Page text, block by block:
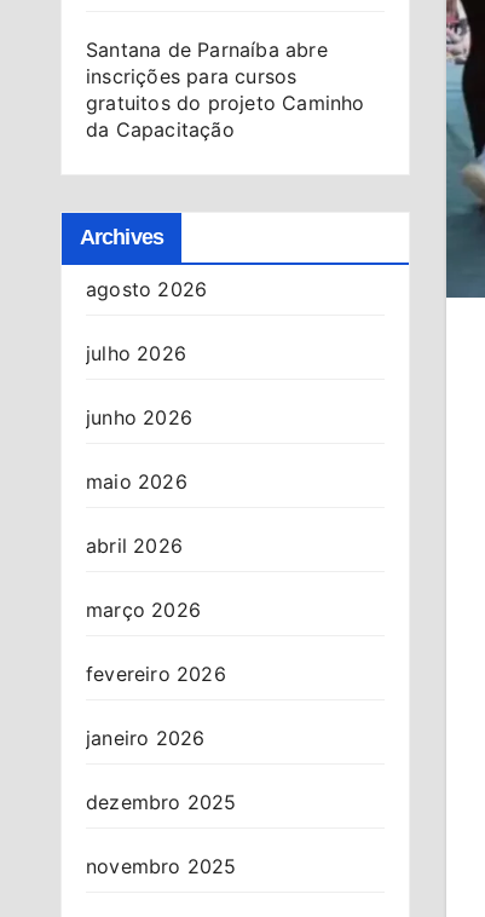
Santana de Parnaíba abre
inscrições para cursos
gratuitos do projeto Caminho
da Capacitação
Archives
agosto 2026
julho 2026
junho 2026
maio 2026
abril 2026
março 2026
fevereiro 2026
janeiro 2026
dezembro 2025
novembro 2025